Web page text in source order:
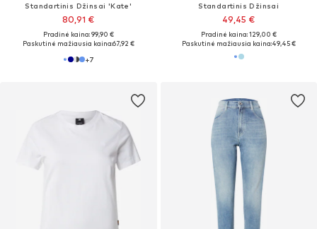
Standartinis Džinsai 'Kate'
80,91 €
Pradinė kaina: 99,90 €
Paskutinė mažiausia kaina:67,92 €
+7
Standartinis Džinsai
49,45 €
Pradinė kaina: 129,00 €
Paskutinė mažiausia kaina:49,45 €